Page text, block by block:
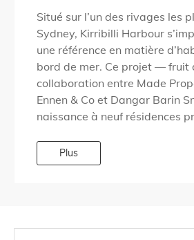
PAR MADE PROPERTY
Situé sur l’un des rivages les
Sydney, Kirribilli Harbour
une référence en matière
bord de mer. Ce projet — fruit
collaboration entre Made
Ennen & Co et Dangar Barin
naissance à neuf résidences
Plus